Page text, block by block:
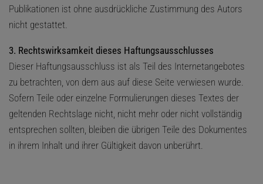
Publikationen ist ohne ausdrückliche Zustimmung des Autors
nicht gestattet.
3. Rechtswirksamkeit dieses Haftungsausschlusses
Dieser Haftungsausschluss ist als Teil des Internetangebotes
zu betrachten, von dem aus auf diese Seite verwiesen wurde.
Sofern Teile oder einzelne Formulierungen dieses Textes der
geltenden Rechtslage nicht, nicht mehr oder nicht vollständig
entsprechen sollten, bleiben die übrigen Teile des Dokumentes
in ihrem Inhalt und ihrer Gültigkeit davon unberührt.